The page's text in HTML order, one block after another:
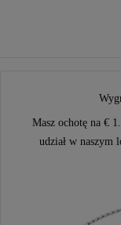
Masz ochotę na €
udział w naszym